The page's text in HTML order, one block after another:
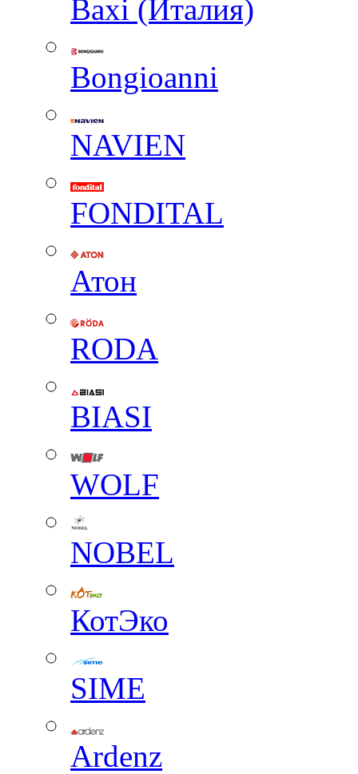
Baxi (Италия)
Вongioanni
NAVIEN
FONDITAL
Атон
RODA
BIASI
WOLF
NOBEL
КотЭко
SIME
Ardenz